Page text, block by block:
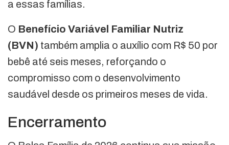
a essas famílias.
O Benefício Variável Familiar Nutriz
(BVN) também amplia o auxílio com R$ 50 por
bebê até seis meses, reforçando o
compromisso com o desenvolvimento
saudável desde os primeiros meses de vida.
Encerramento